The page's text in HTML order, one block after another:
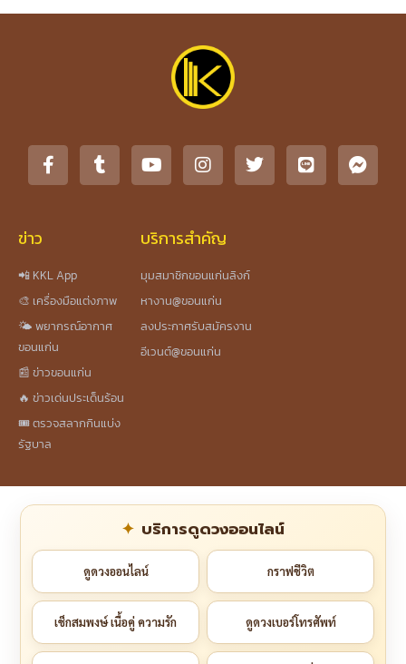
ข่าว
📲 KKL App
🎨 เครื่องมือแต่งภาพ
🌤️ พยากรณ์อากาศ
ขอนแก่น
📰 ข่าวขอนแก่น
🔥 ข่าวเด่นประเด็นร้อน
🎟️ ตรวจสลากกินแบ่ง
รัฐบาล
บริการสำคัญ
มุมสมาชิกขอนแก่นลิงก์
หางาน@ขอนแก่น
ลงประกาศรับสมัครงาน
อีเวนต์@ขอนแก่น
บริการดูดวงออนไลน์
ดูดวงออนไลน์ กราฟชีวิต
เช็กสมพงษ์ เนื้อคู่ ความรัก ดูดวงเบอร์โทรศัพท์